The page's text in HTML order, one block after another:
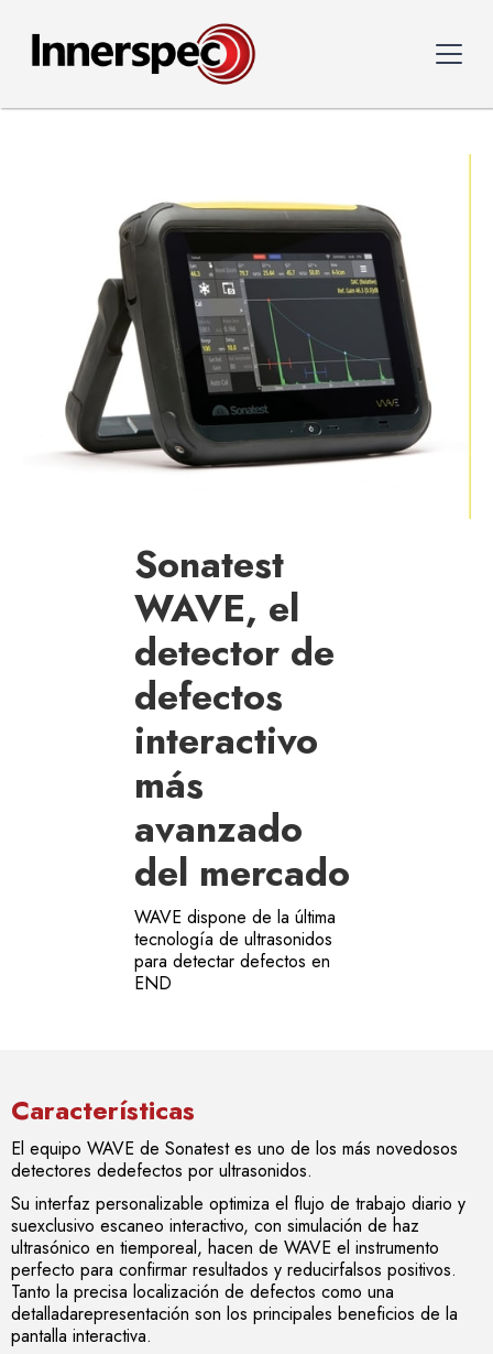
Sonatest
WAVE, el
detector de
defectos
interactivo
más
avanzado
del mercado
WAVE dispone de la última
tecnología de ultrasonidos
para detectar defectos en
END
Características
El equipo WAVE de Sonatest es uno de los más novedosos
detectores dedefectos por ultrasonidos.
Su interfaz personalizable optimiza el flujo de trabajo diario y
suexclusivo escaneo interactivo, con simulación de haz
ultrasónico en tiemporeal, hacen de WAVE el instrumento
perfecto para confirmar resultados y reducirfalsos positivos.
Tanto la precisa localización de defectos como una
detalladarepresentación son los principales beneficios de la
pantalla interactiva.